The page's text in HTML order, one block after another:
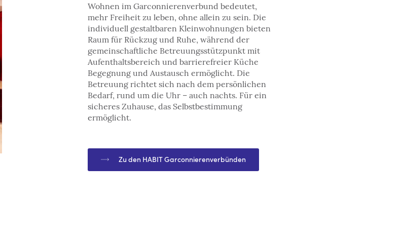
Wohnen im Garconnierenverbund bedeutet,
mehr Freiheit zu leben, ohne allein zu sein. Die
individuell gestaltbaren Kleinwohnungen bieten
Raum für Rückzug und Ruhe, während der
gemeinschaftliche Betreuungsstützpunkt mit
Aufenthaltsbereich und barrierefreier Küche
Begegnung und Austausch ermöglicht. Die
Betreuung richtet sich nach dem persönlichen
Bedarf, rund um die Uhr – auch nachts. Für ein
sicheres Zuhause, das Selbstbestimmung
ermöglicht.
Zu den HABIT Garconnierenverbünden